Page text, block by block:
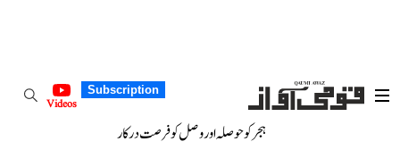
Subscription
Videos
ہجر کو حوصلہ اور وصل کو فرصت درکار